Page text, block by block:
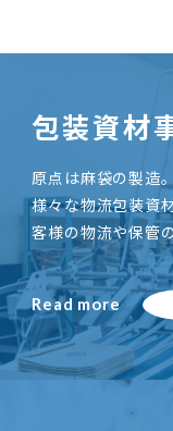
包装資材
原点は麻袋の製造
様々な物流包装資
客様の物流や保管
Read more